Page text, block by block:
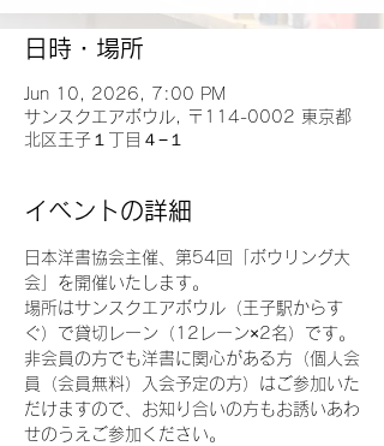
日時・場所
Jun 10, 2026, 7:00 PM
サンスクエアボウル, 〒114-0002 東京都
北区王子１丁目４−１
イベントの詳細
日本洋書協会主催、第54回「ボウリング大
会」を開催いたします。
場所はサンスクエアボウル（王子駅からす
ぐ）で貸切レーン（12レーン×2名）です。
非会員の方でも洋書に関心がある方（個人会
員（会員無料）入会予定の方）はご参加いた
だけますので、お知り合いの方もお誘いあわ
せのうえご参加ください。